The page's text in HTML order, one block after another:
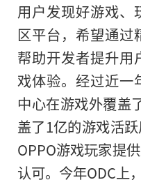
用户发现好游戏、
区平台，希望通过
帮助开发者提升用
戏体验。经过近一
中心在游戏外覆盖
盖了1亿的游戏活
OPPO游戏玩家提
认可。今年ODC上